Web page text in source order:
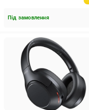
Під замовлення